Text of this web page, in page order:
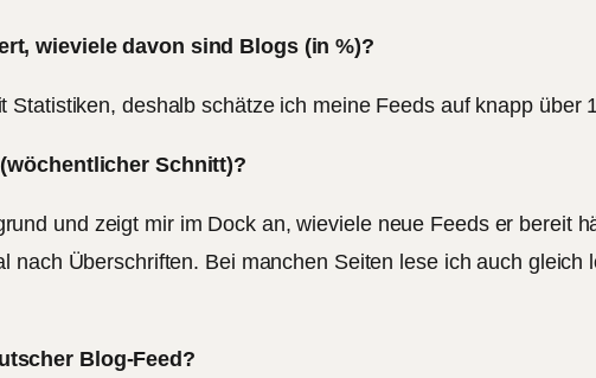
wieviele davon sind Blogs (in %)?
Statistiken, deshalb schätze ich meine Feeds auf knapp über
Schnitt)?
und zeigt mir im Dock an, wieviele neue Feeds er bereit
nach Überschriften. Bei manchen Seiten lese ich auch
Blog-Feed?